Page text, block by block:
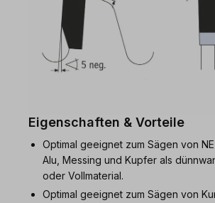
Eigenschaften & Vorteile
Optimal geeignet zum Sägen von
Alu, Messing und Kupfer als
oder Vollmaterial.
Optimal geeignet zum Sägen von